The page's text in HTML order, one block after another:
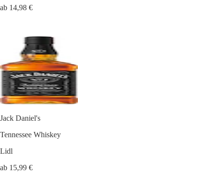
ab 14,98 €
Jack Daniel's
Tennessee Whiskey
Lidl
ab 15,99 €